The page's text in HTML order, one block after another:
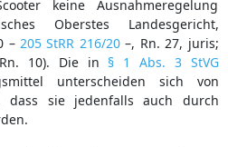
keine Ausnahmeregelung
Oberstes Landesgericht,
– 205 StRR 216/20–, Rn. 27, juris;
10). Die in § 1 Abs. 3 StVG
unterscheiden sich von
dass sie jedenfalls auch durch